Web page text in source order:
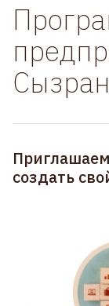
создать